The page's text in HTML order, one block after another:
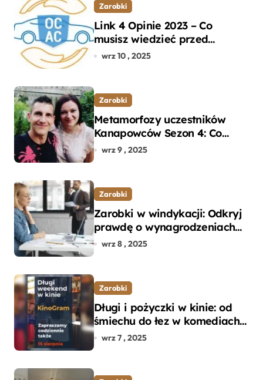
Zarobki
Link 4 Opinie 2023 – Co
musisz wiedzieć przed
wyborem ubezpieczenia OC i
wrz 10 , 2025
Zarobki
Metamorfozy uczestników
Kanapowców Sezon 4: Co
naprawdę zaskoczyło
wrz 9 , 2025
Zarobki
Zarobki w windykacji: Odkryj
prawdę o wynagrodzeniach
specjalistów w branży
wrz 8 , 2025
Zarobki
Długi i pożyczki w kinie: od
śmiechu do łez w komediach i
dramatach
wrz 7 , 2025